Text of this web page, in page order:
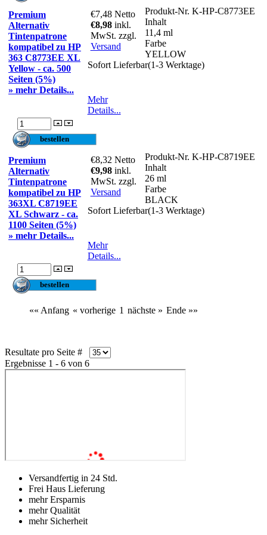
Premium
Alternativ
Tintenpatrone
kompatibel zu HP
363 C8773EE XL
Yellow - ca. 500
Seiten (5%)
» mehr Details...
€7,48 Netto
€8,98 inkl.
MwSt. zzgl.
Versand
Produkt-Nr. K-HP-C8773EE
Inhalt
11,4 ml
Farbe
YELLOW
Sofort Lieferbar(1-3 Werktage)
Mehr
Details...
Premium
Alternativ
Tintenpatrone
kompatibel zu HP
363XL C8719EE
XL Schwarz - ca.
1100 Seiten (5%)
» mehr Details...
€8,32 Netto
€9,98 inkl.
MwSt. zzgl.
Versand
Produkt-Nr. K-HP-C8719EE
Inhalt
26 ml
Farbe
BLACK
Sofort Lieferbar(1-3 Werktage)
Mehr
Details...
«« Anfang « vorherige 1 nächste » Ende »»
Resultate pro Seite #
Ergebnisse 1 - 6 von 6
Versandfertig in 24 Std.
Frei Haus Lieferung
mehr Ersparnis
mehr Qualität
mehr Sicherheit